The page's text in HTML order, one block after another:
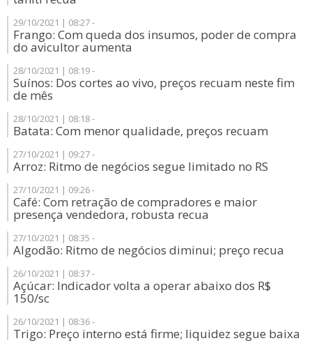
29/10/2021 | 08:27 -
Frango: Com queda dos insumos, poder de compra
do avicultor aumenta
28/10/2021 | 08:19 -
Suínos: Dos cortes ao vivo, preços recuam neste fim
de mês
28/10/2021 | 08:18 -
Batata: Com menor qualidade, preços recuam
27/10/2021 | 09:27 -
Arroz: Ritmo de negócios segue limitado no RS
27/10/2021 | 09:26 -
Café: Com retração de compradores e maior
presença vendedora, robusta recua
27/10/2021 | 08:35 -
Algodão: Ritmo de negócios diminui; preço recua
26/10/2021 | 08:37 -
Açúcar: Indicador volta a operar abaixo dos R$
150/sc
26/10/2021 | 08:36 -
Trigo: Preço interno está firme; liquidez segue baixa